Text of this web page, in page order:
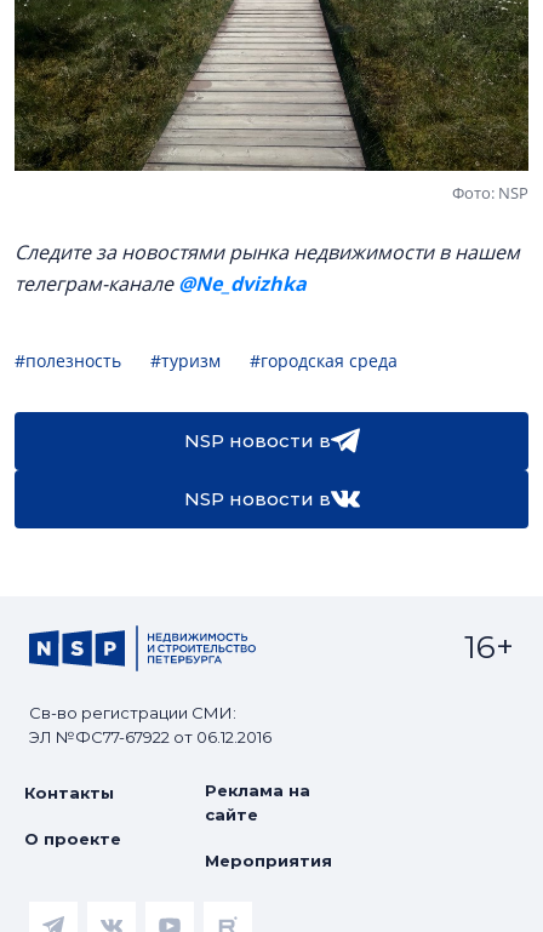
Фото: NSP
Следите за новостями рынка недвижимости в нашем
телеграм-канале@Ne_dvizhka
#полезность #туризм #городская среда
NSP новости в
NSP новости в
Св-во регистрации СМИ:
ЭЛ №ФС77-67922 от 06.12.2016
16+
Контакты
О проекте
Реклама на
сайте
Мероприятия